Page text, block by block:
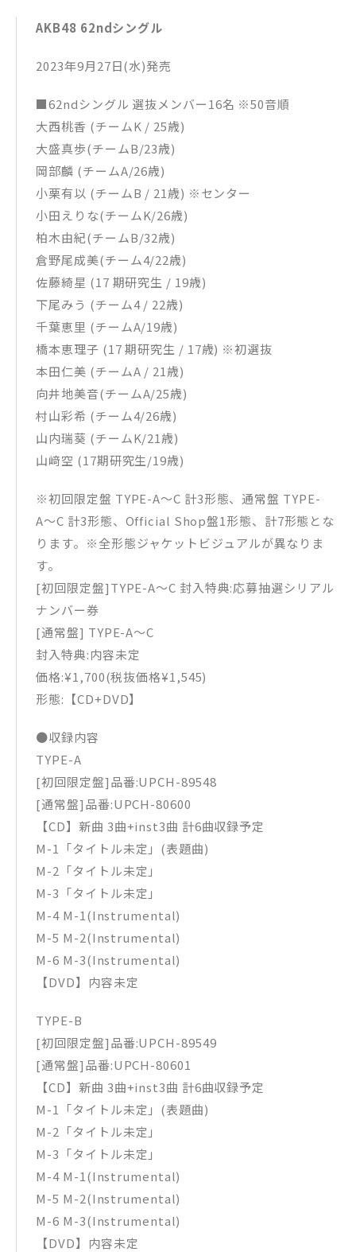
AKB48 62ndシングル
2023年9月27日(水)発売
■62ndシングル 選抜メンバー16名 ※50音順
大⻄桃香 (チームK / 25歳)
大盛真歩(チームB/23歳)
岡部麟 (チームA/26歳)
小栗有以 (チームB / 21歳) ※センター
小田えりな(チームK/26歳)
柏木由紀(チームB/32歳)
倉野尾成美(チーム4/22歳)
佐藤綺星 (17 期研究生 / 19歳)
下尾みう (チーム4 / 22歳)
千葉恵里 (チームA/19歳)
橋本恵理子 (17 期研究生 / 17歳) ※初選抜
本田仁美 (チームA / 21歳)
向井地美音(チームA/25歳)
村山彩希 (チーム4/26歳)
山内瑞葵 (チームK/21歳)
山﨑空 (17期研究生/19歳)
※初回限定盤 TYPE-A〜C 計3形態、通常盤 TYPE-
A〜C 計3形態、Official Shop盤1形態、計7形態とな
ります。※全形態ジャケットビジュアルが異なりま
す。
[初回限定盤]TYPE-A〜C 封入特典:応募抽選シリアル
ナンバー券
[通常盤] TYPE-A〜C
封入特典:内容未定
価格:¥1,700(税抜価格¥1,545)
形態:【CD+DVD】
●収録内容
TYPE-A
[初回限定盤]品番:UPCH-89548
[通常盤]品番:UPCH-80600
【CD】新曲 3曲+inst3曲 計6曲収録予定
M-1「タイトル未定」(表題曲)
M-2「タイトル未定」
M-3「タイトル未定」
M-4 M-1(Instrumental)
M-5 M-2(Instrumental)
M-6 M-3(Instrumental)
【DVD】内容未定
TYPE-B
[初回限定盤]品番:UPCH-89549
[通常盤]品番:UPCH-80601
【CD】新曲 3曲+inst3曲 計6曲収録予定
M-1「タイトル未定」(表題曲)
M-2「タイトル未定」
M-3「タイトル未定」
M-4 M-1(Instrumental)
M-5 M-2(Instrumental)
M-6 M-3(Instrumental)
【DVD】内容未定